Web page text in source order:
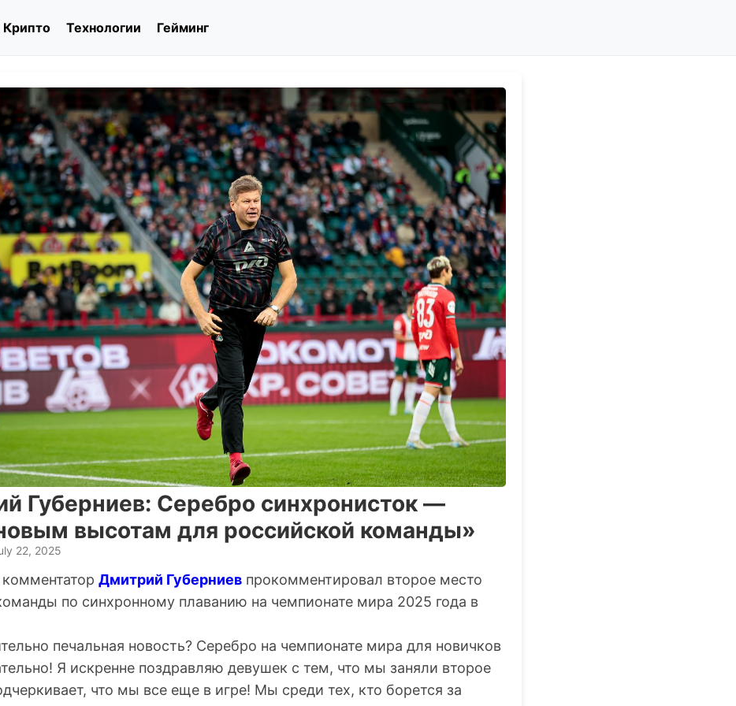
Крипто Технологии Гейминг
Губерниев: Серебро синхронисток —
высотам для российской команды»
22, 2025
Дмитрий Губерниев прокомментировал второе место
по синхронному плаванию на чемпионате мира 2025 года в
печальная новость? Серебро на чемпионате мира для новичков
Я искренне поздравляю девушек с тем, что мы заняли второе
что мы все еще в игре! Мы среди тех, кто борется за